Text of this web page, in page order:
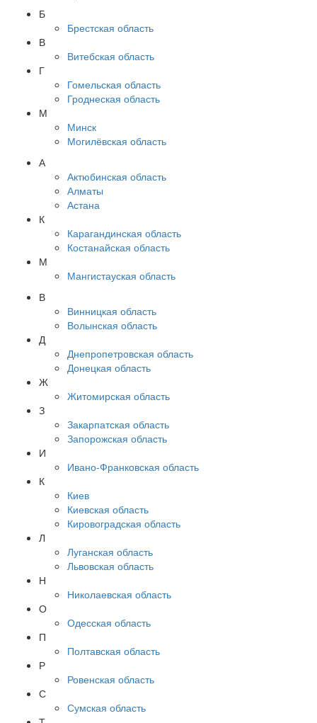
Б
Брестская область
В
Витебская область
Г
Гомельская область
Гроднеская область
М
Минск
Могилёвская область
А
Актюбинская область
Алматы
Астана
К
Карагандинская область
Костанайская область
М
Мангистауская область
В
Винницкая область
Волынская область
Д
Днепропетровская область
Донецкая область
Ж
Житомирская область
З
Закарпатская область
Запорожская область
И
Ивано-Франковская область
К
Киев
Киевская область
Кировоградская область
Л
Луганская область
Львовская область
Н
Николаевская область
О
Одесская область
П
Полтавская область
Р
Ровенская область
С
Сумская область